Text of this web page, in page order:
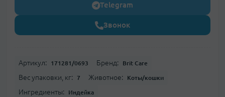
Telegram
Звонок
Артикул: 171281/0693 Бренд: Brit Care
Вес упаковки, кг: 7 Животное: Коты/кошки
Ингредиенты: Индейка